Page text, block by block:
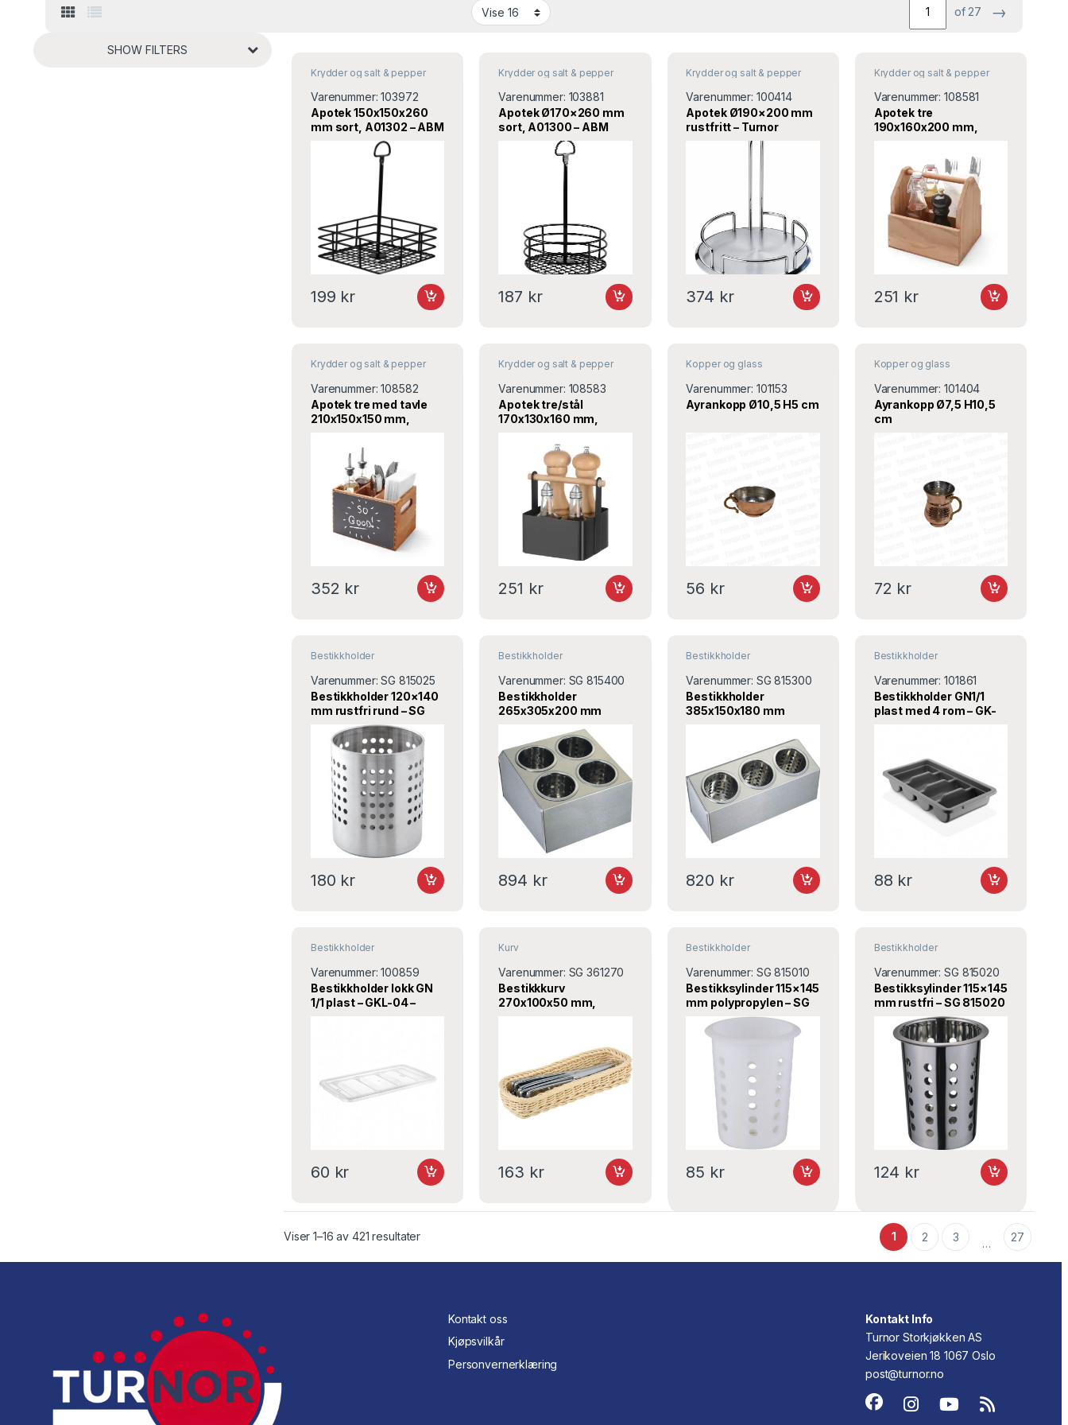
of 27 →
SHOW FILTERS
Krydder og salt & pepper
Varenummer:103972
Apotek 150x150x260
mm sort, A01302 – ABM
199 kr
Krydder og salt & pepper
Varenummer: 103881
Apotek Ø170×260 mm
sort, A01300 – ABM
187 kr
Krydder og salt & pepper
Varenummer: 100414
Apotek Ø190×200 mm
rustfritt – Turnor
374 kr
Krydder og salt & pepper
Varenummer:108581
Apotek tre
190x160x200 mm,
251 kr
Krydder og salt & pepper
Varenummer:108582
Apotek tre med tavle
210x150x150 mm,
352 kr
Krydder og salt & pepper
Varenummer: 108583
Apotek tre/stål
170x130x160 mm,
251 kr
Kopper og glass
Varenummer: 101153
Ayrankopp Ø10,5 H5 cm
56 kr
Kopper og glass
Varenummer:101404
Ayrankopp Ø7,5 H10,5
cm
72 kr
Bestikkholder
Varenummer:SG 815025
Bestikkholder 120×140
mm rustfri rund – SG
815025 – Stalgast
180 kr
Bestikkholder
Varenummer: SG 815400
Bestikkholder
265x305x200 mm
815400 – Stalgast
894 kr
Bestikkholder
Varenummer: SG 815300
Bestikkholder
385x150x180 mm
815300 – Stalgast
820 kr
Bestikkholder
Varenummer:101861
Bestikkholder GN1/1
plast med 4 rom – GK-
88 kr
Bestikkholder
Varenummer:100859
Bestikkholder lokk GN
1/1 plast – GKL-04 –
60 kr
Kurv
Varenummer: SG 361270
Bestikkkurv
270x100x50 mm,
163 kr
Bestikkholder
Varenummer: SG 815010
Bestikksylinder 115×145
mm polypropylen – SG
815010 – Stalgast
85 kr
Bestikkholder
Varenummer:SG 815020
Bestikksylinder 115×145
mm rustfri – SG 815020
– Stalgast
124 kr
Viser 1–16 av 421 resultater 1 2 3 … 27
Kontakt oss
Kjøpsvilkår
Personvernerklæring
Kontakt Info
Turnor Storkjøkken AS
Jerikoveien 18 1067 Oslo
post@turnor.no